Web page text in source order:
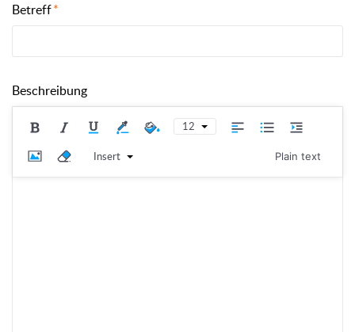
Betreff
Beschreibung
12
Insert Plain text